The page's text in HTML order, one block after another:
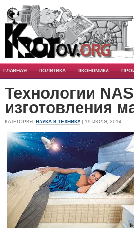
ГЛАВНАЯ ПОЛИТИКА ЭКОНОМИКА
Технологии
изготовления
КАТЕГОРИЯ: НАУКА И ТЕХНИКА | 19 ИЮЛЯ, 2014